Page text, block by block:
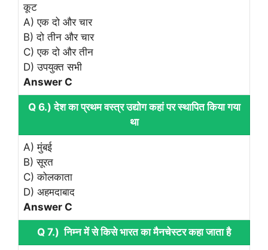
कूट
A) एक दो और चार
B) दो तीन और चार
C) एक दो और तीन
D) उपयुक्त सभी
Answer C
Q 6.) देश का प्रथम वस्त्र उद्योग कहां पर स्थापित किया गया
था
A) मुंबई
B) सूरत
C) कोलकाता
D) अहमदाबाद
Answer C
Q 7.) निम्न में से किसे भारत का मैनचेस्टर कहा जाता है